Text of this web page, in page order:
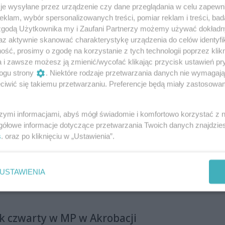
Przyleciał na mistrzostwa
strefę ograniczenia lotów, usłyszał zarzut
dotyczącego naruszenia przepisów Prawa
nie przyznaje się do winy, jednak ma świadomość
dlatego złożył wniosek o karę grzywny.
rodziny z Piastowa. Idą z
ma pomnik w Piastowie
- pochodzącemu z Radomia
Świata. Grzegorz Krzyżanowski zginął w
2014 roku podczas testowania nowego sprzętu. W
Memoriał jego imienia.
czwarty w MP w Akrobacji
wysyłane przez urządzenie czy dane przeglądania w celu
wybór spersonalizowanych treści, pomiar reklam i treści,
Użytkownika my i Zaufani Partnerzy możemy używać
aktywnie skanować charakterystykę urządzenia do celów
prosimy o zgodę na korzystanie z tych technologii poprzez
i zawsze możesz ją zmienić/wycofać klikając przycisk ustawień
strony
. Niektóre rodzaje przetwarzania danych nie
się takiemu przetwarzaniu. Preferencje będą miały
informacjami, abyś mógł świadomie i komfortowo korzystać z
informacje dotyczące przetwarzania Twoich danych
. oraz po kliknięciu w „Ustawienia”.
USTAWIENIA